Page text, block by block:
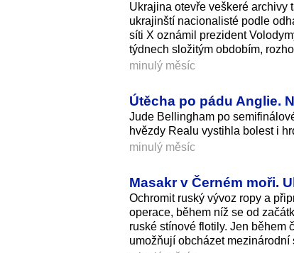
Ukrajina otevře veškeré archivy
ukrajinští nacionalisté podle
síti X oznámil prezident
týdnech složitým obdobím,
minulý měsíc
Útěcha po pádu Anglie.
Jude Bellingham po
hvězdy Realu vystihla bolest i
minulý měsíc
Masakr v Černém moři.
Ochromit ruský vývoz ropy a
operace, během níž se od
ruské stínové flotily. Jen během
umožňují obcházet mezinárodní